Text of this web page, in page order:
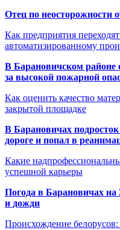
Отец по неосторожности
Как предприятия
автоматизированному
В Барановичском районе
за высокой пожарной
Как оценить качество
закрытой площадке
В Барановичах
дороге и попал в
Какие
успешной карьеры
Погода в Барановичах на
и дожди
Происхождение белорусов: